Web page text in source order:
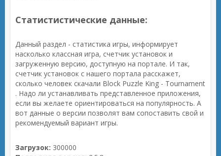
Статистистические данные:
Данный раздел - статистика игры, информирует
насколько классная игра, счетчик установок и
загруженную версию, доступную на портале. И так,
счетчик установок с нашего портала расскажет,
сколько человек скачали Block Puzzle King - Tournament
. Надо ли устанавливать представленное приложения,
если вы желаете ориентироваться на популярность. А
вот данные о версии позволят вам сопоставить свой и
рекомендуемый вариант игры.
Загрузок: 300000